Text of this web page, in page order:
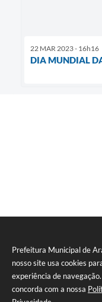
Prefeitura Municipal de
nosso site usa cookies
experiência de
concorda com a nossa
22 MAR 2023 - 16h16
DIA MUNDIAL